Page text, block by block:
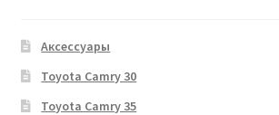
Аксессуары
Toyota Camry 30
Toyota Camry 35